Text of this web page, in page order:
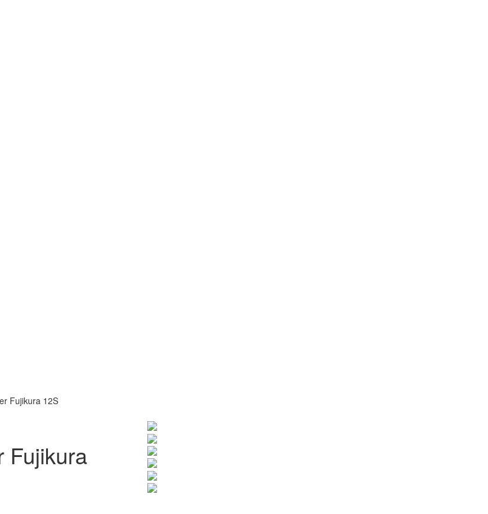
Fujikura 12S
Fujikura